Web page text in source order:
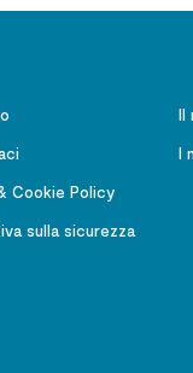
Cookie Policy
sulla sicurezza
Il
I